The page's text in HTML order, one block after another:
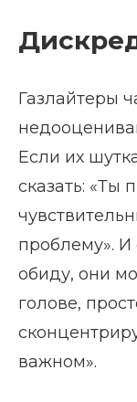
Газлайтеры
Если их
сказать: «Ты
проблему».
обиду, они
голове,
важном».